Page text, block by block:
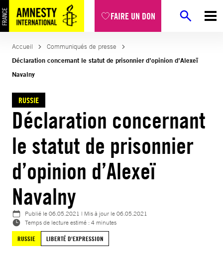
FAIRE UN DON
Aller
au
contenu
Accueil
Communiqués de presse
Déclaration concernant le statut de prisonnier d’opinion d’Alexeï
Navalny
RUSSIE
Déclaration concernant
le statut de prisonnier
d’opinion d’Alexeï
Navalny
Publié le06.05.2021 | Mis à jour le06.05.2021
Temps de lecture estimé : 4 minutes
RUSSIE
LIBERTÉ D'EXPRESSION